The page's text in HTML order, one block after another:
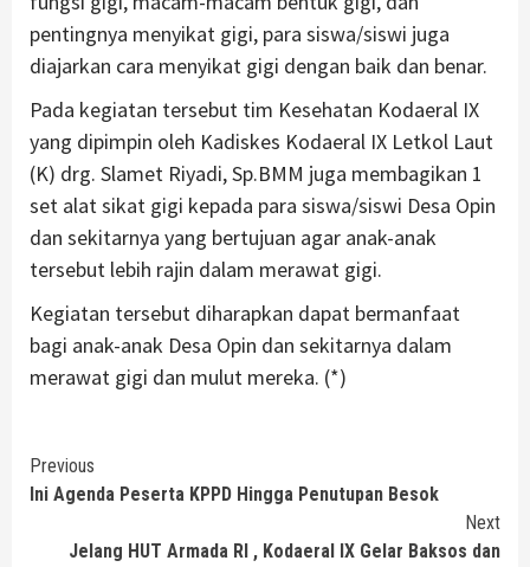
pentingnya menyikat gigi, para siswa/siswi juga
diajarkan cara menyikat gigi dengan baik dan benar.
Pada kegiatan tersebut tim Kesehatan Kodaeral IX
yang dipimpin oleh Kadiskes Kodaeral IX Letkol Laut
(K) drg. Slamet Riyadi, Sp.BMM juga membagikan 1
set alat sikat gigi kepada para siswa/siswi Desa Opin
dan sekitarnya yang bertujuan agar anak-anak
tersebut lebih rajin dalam merawat gigi.
Kegiatan tersebut diharapkan dapat bermanfaat
bagi anak-anak Desa Opin dan sekitarnya dalam
merawat gigi dan mulut mereka. (*)
Continue
Reading
Previous
Ini Agenda Peserta KPPD Hingga Penutupan Besok
Next
Jelang HUT Armada RI , Kodaeral IX Gelar Baksos dan